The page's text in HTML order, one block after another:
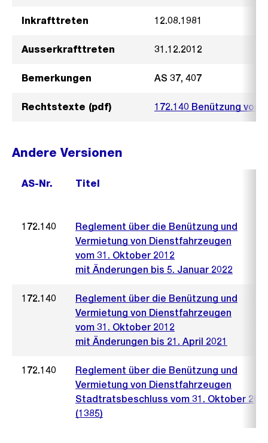
Inkrafttreten 12.08.1981
Ausserkrafttreten 31.12.2012
Bemerkungen AS 37, 407
Rechtstexte (pdf) 172.140 Benützung von
Andere Versionen
AS-Nr. Titel
172.140
Reglement über die Benützung und
Vermietung von Dienstfahrzeugen
vom 31. Oktober 2012
mit Änderungen bis 5. Januar 2022
172.140
Reglement über die Benützung und
Vermietung von Dienstfahrzeugen
vom 31. Oktober 2012
mit Änderungen bis 21. April 2021
172.140
Reglement über die Benützung und
Vermietung von Dienstfahrzeugen
Stadtratsbeschluss vom 31. Oktober
(1385)